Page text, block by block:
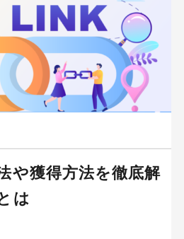
や獲得方法を徹底解
は